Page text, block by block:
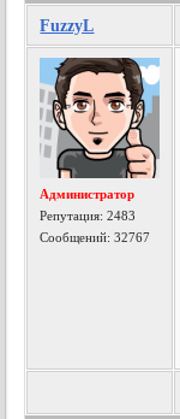
FuzzyL
Администратор
Репутация:2483
Сообщений: 32767